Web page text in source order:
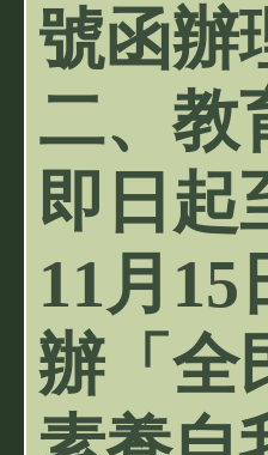
號函辦
二、教
即日起
11月15
辦「全